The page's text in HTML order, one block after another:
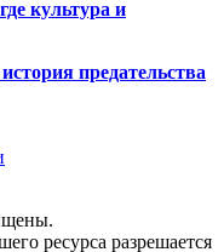
культура и
предательства
ресурса разрешается